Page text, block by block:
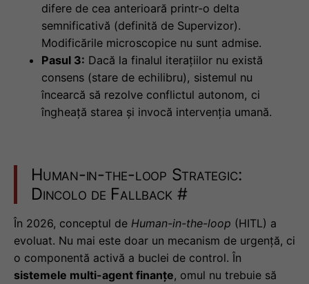
difere de cea anterioară printr-o delta
semnificativă (definită de Supervizor).
Modificările microscopice nu sunt admise.
Pasul 3: Dacă la finalul iterațiilor nu există
consens (stare de echilibru), sistemul nu
încearcă să rezolve conflictul autonom, ci
îngheață starea și invocă intervenția umană.
Human-in-the-loop Strategic:
Dincolo de Fallback #
În 2026, conceptul de Human-in-the-loop (HITL) a
evoluat. Nu mai este doar un mecanism de urgență, ci
o componentă activă a buclei de control. În
sistemele multi-agent finanțe, omul nu trebuie să